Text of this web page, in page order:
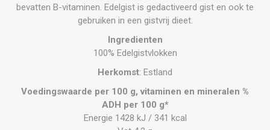
bevatten B-vitaminen. Edelgist is gedactiveerd gist en ook te
gebruiken in een gistvrij dieet.
Ingredienten
100% Edelgistvlokken
Herkomst: Estland
Voedingswaarde per 100 g, vitaminen en mineralen %
ADH per 100 g*
​Energie 1428 kJ / 341 kcal